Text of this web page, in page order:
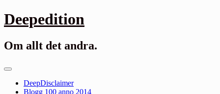
Gå
till
Deepedition
Om allt det andra.
Primär
DeepDisclaimer
Blogg 100 anno 2014